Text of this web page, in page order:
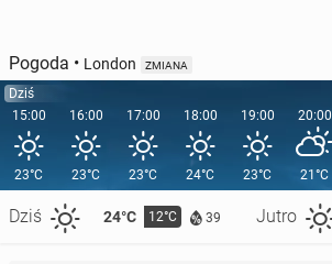
Pogoda • London ZMIANA
Dziś
15:00
23°C
Dziś 24°C 12°C 39 Jutro
16:00
23°C
17:00
23°C
18:00
24°C
19:00
23°C
20:00
21°C